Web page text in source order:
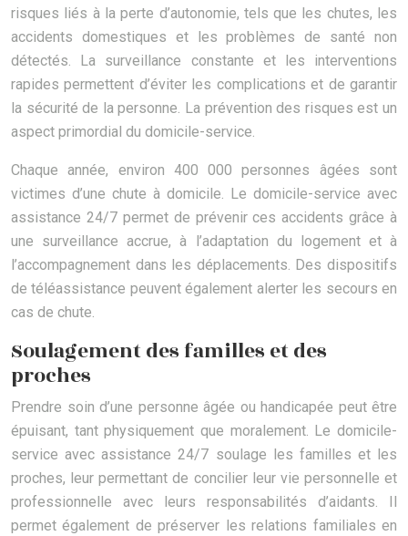
risques liés à la perte d’autonomie, tels que les chutes, les
accidents domestiques et les problèmes de santé non
détectés. La surveillance constante et les interventions
rapides permettent d’éviter les complications et de garantir
la sécurité de la personne. La prévention des risques est un
aspect primordial du domicile-service.
Chaque année, environ 400 000 personnes âgées sont
victimes d’une chute à domicile. Le domicile-service avec
assistance 24/7 permet de prévenir ces accidents grâce à
une surveillance accrue, à l’adaptation du logement et à
l’accompagnement dans les déplacements. Des dispositifs
de téléassistance peuvent également alerter les secours en
cas de chute.
Soulagement des familles et des
proches
Prendre soin d’une personne âgée ou handicapée peut être
épuisant, tant physiquement que moralement. Le domicile-
service avec assistance 24/7 soulage les familles et les
proches, leur permettant de concilier leur vie personnelle et
professionnelle avec leurs responsabilités d’aidants. Il
permet également de préserver les relations familiales en